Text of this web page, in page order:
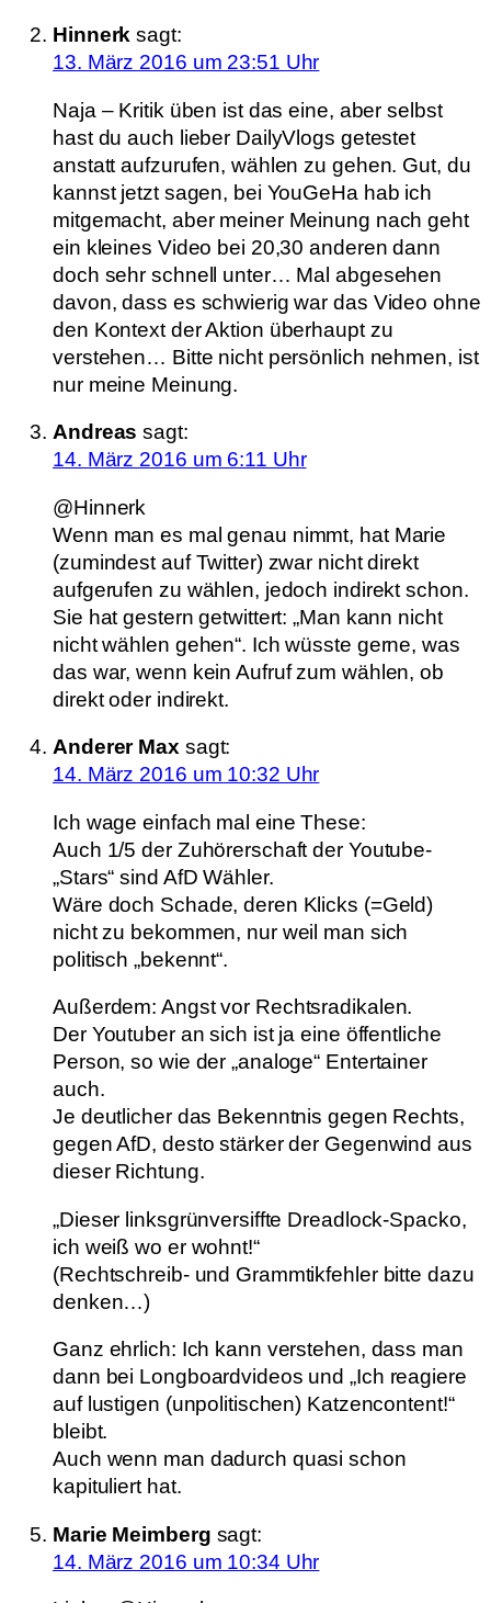
Hinnerk sagt:
13. März 2016 um 23:51 Uhr
Naja – Kritik üben ist das eine, aber selbst
hast du auch lieber DailyVlogs getestet
anstatt aufzurufen, wählen zu gehen. Gut, du
kannst jetzt sagen, bei YouGeHa hab ich
mitgemacht, aber meiner Meinung nach geht
ein kleines Video bei 20,30 anderen dann
doch sehr schnell unter… Mal abgesehen
davon, dass es schwierig war das Video ohne
den Kontext der Aktion überhaupt zu
verstehen… Bitte nicht persönlich nehmen, ist
nur meine Meinung.
Andreas sagt:
14. März 2016 um 6:11 Uhr
@Hinnerk
Wenn man es mal genau nimmt, hat Marie
(zumindest auf Twitter) zwar nicht direkt
aufgerufen zu wählen, jedoch indirekt schon.
Sie hat gestern getwittert: „Man kann nicht
nicht wählen gehen“. Ich wüsste gerne, was
das war, wenn kein Aufruf zum wählen, ob
direkt oder indirekt.
Anderer Max sagt:
14. März 2016 um 10:32 Uhr
Ich wage einfach mal eine These:
Auch 1/5 der Zuhörerschaft der Youtube-
„Stars“ sind AfD Wähler.
Wäre doch Schade, deren Klicks (=Geld)
nicht zu bekommen, nur weil man sich
politisch „bekennt“.
Außerdem: Angst vor Rechtsradikalen.
Der Youtuber an sich ist ja eine öffentliche
Person, so wie der „analoge“ Entertainer
auch.
Je deutlicher das Bekenntnis gegen Rechts,
gegen AfD, desto stärker der Gegenwind aus
dieser Richtung.
„Dieser linksgrünversiffte Dreadlock-Spacko,
ich weiß wo er wohnt!“
(Rechtschreib- und Grammtikfehler bitte dazu
denken…)
Ganz ehrlich: Ich kann verstehen, dass man
dann bei Longboardvideos und „Ich reagiere
auf lustigen (unpolitischen) Katzencontent!“
bleibt.
Auch wenn man dadurch quasi schon
kapituliert hat.
Marie Meimberg sagt:
14. März 2016 um 10:34 Uhr